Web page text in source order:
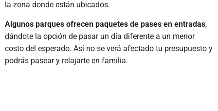
la zona donde están ubicados.
Algunos parques ofrecen paquetes de pases en entradas,
dándote la opción de pasar un día diferente a un menor
costo del esperado. Así no se verá afectado tu presupuesto y
podrás pasear y relajarte en familia.